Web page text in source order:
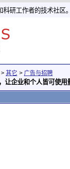
科研工作者的技术社区
> 其它 > 广告与招聘
让企业和个人皆可使用